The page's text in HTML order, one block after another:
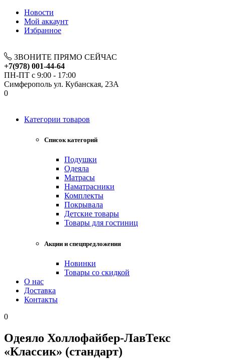
Новости
Мой аккаунт
Избранное
ЗВОНИТЕ ПРЯМО СЕЙЧАС
+7(978) 001-44-64
ПН-ПТ с 9:00 - 17:00
Симферополь ул. Кубанская, 23А
0
Категории товаров
Список категорий
Подушки
Одеяла
Матрасы
Наматрасники
Комплекты
Покрывала
Детские товары
Товары для гостиниц
Акции и спецпредложения
Новинки
Товары со скидкой
О нас
Доставка
Контакты
0
Одеяло Холлофайбер-ЛавТекс
«Классик» (стандарт)